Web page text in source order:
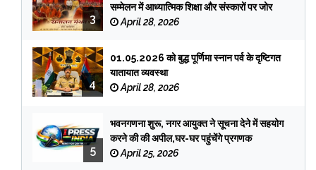
3
सम्मेलन में आध्यात्मिक शिक्षा और संस्कारों पर जोर
April 28, 2026
4
01.05.2026 को बुद्ध पूर्णिमा स्नान पर्व के दृष्टिगत
यातायात व्यवस्था
April 28, 2026
5
भवनगणना शुरू, नगर आयुक्त ने सूचना देने में सहयोग
करने की की अपील,घर-घर पहुंचेंगे प्रगणक
April 25, 2026